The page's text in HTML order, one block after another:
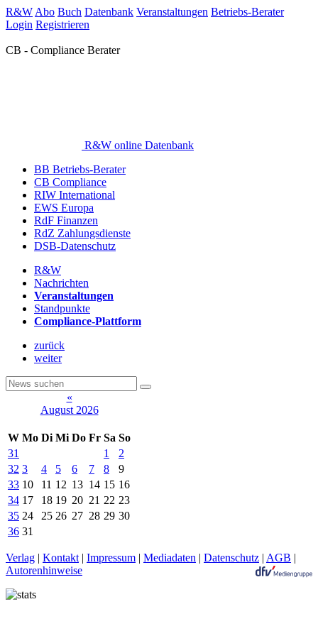
R&W Abo Buch Datenbank Veranstaltungen Betriebs-Berater
Login Registrieren
CB - Compliance Berater
R&W online Datenbank
BB Betriebs-Berater
CB Compliance
RIW International
EWS Europa
RdF Finanzen
RdZ Zahlungsdienste
DSB-Datenschutz
R&W
Nachrichten
Veranstaltungen
Standpunkte
Compliance-Plattform
zurück
weiter
«
August 2026
W Mo Di Mi Do Fr Sa So
31
1
2
32 3 4 5 6 7 8
9
33 10 11 12 13 14 15 16
34 17 18 19 20 21 22 23
35 24 25 26 27 28 29 30
36 31
Verlag | Kontakt | Impressum | Mediadaten | Datenschutz | AGB |
Autorenhinweise